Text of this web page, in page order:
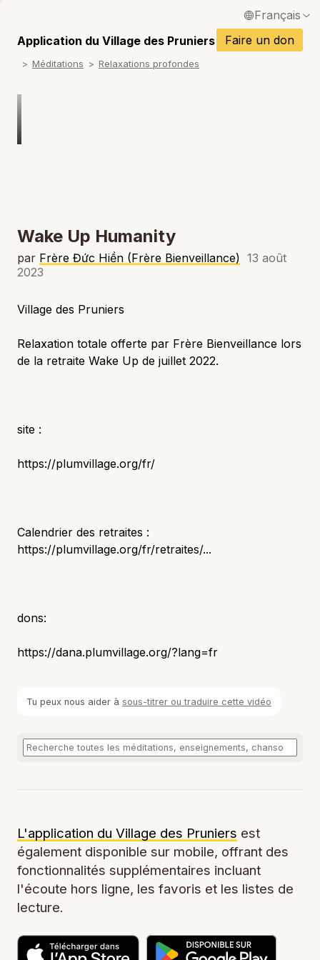
Français
English / Anglais
Español / Espagnol
Application du Village des Pruniers Faire un don
Méditations Relaxations profondes
Wake Up Humanity
par Frère Đức Hiền (Frère Bienveillance) 13 août
2023
Village des Pruniers
Relaxation totale offerte par Frère Bienveillance lors
de la retraite Wake Up de juillet 2022.
site :
https://plumvillage.org/fr/
Calendrier des retraites :
https://plumvillage.org/fr/retraites/...
dons:
https://dana.plumvillage.org/?lang=fr
Tu peux nous aider à sous-titrer ou traduire cette vidéo
L'application du Village des Pruniers est
également disponible sur mobile, offrant des
fonctionnalités supplémentaires incluant
l'écoute hors ligne, les favoris et les listes de
lecture.